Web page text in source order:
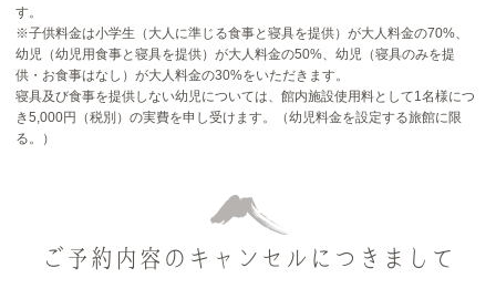
す。
※子供料金は小学生（大人に準じる食事と寝具を提供）が大人料金の70%、
幼児（幼児用食事と寝具を提供）が大人料金の50%、幼児（寝具のみを提
供・お食事はなし）が大人料金の30%をいただきます。
寝具及び食事を提供しない幼児については、館内施設使用料として1名様につ
き5,000円（税別）の実費を申し受けます。（幼児料金を設定する旅館に限
る。）
ご予約内容のキャンセルにつきまして